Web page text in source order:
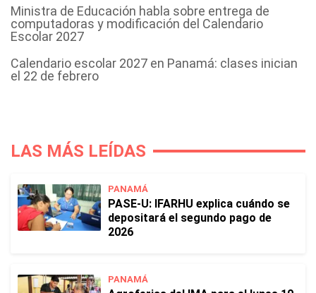
Ministra de Educación habla sobre entrega de
computadoras y modificación del Calendario
Escolar 2027
Calendario escolar 2027 en Panamá: clases inician
el 22 de febrero
LAS MÁS LEÍDAS
PANAMÁ
PASE-U: IFARHU explica cuándo se
depositará el segundo pago de
2026
PANAMÁ